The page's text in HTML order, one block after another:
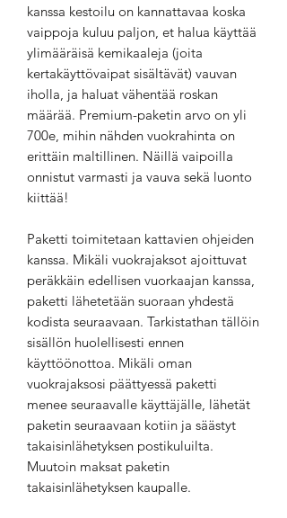
kanssa kestoilu on kannattavaa koska
vaippoja kuluu paljon, et halua käyttää
ylimääräisä kemikaaleja (joita
kertakäyttövaipat sisältävät) vauvan
iholla, ja haluat vähentää roskan
määrää. Premium-paketin arvo on yli
700e, mihin nähden vuokrahinta on
erittäin maltillinen. Näillä vaipoilla
onnistut varmasti ja vauva sekä luonto
kiittää!
Paketti toimitetaan kattavien ohjeiden
kanssa. Mikäli vuokrajaksot ajoittuvat
peräkkäin edellisen vuorkaajan kanssa,
paketti lähetetään suoraan yhdestä
kodista seuraavaan. Tarkistathan tällöin
sisällön huolellisesti ennen
käyttöönottoa. Mikäli oman
vuokrajaksosi päättyessä paketti
menee seuraavalle käyttäjälle, lähetät
paketin seuraavaan kotiin ja säästyt
takaisinlähetyksen postikuluilta.
Muutoin maksat paketin
takaisinlähetyksen kaupalle.